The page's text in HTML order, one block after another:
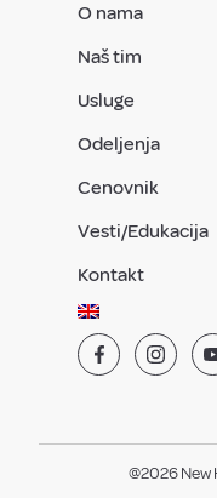
O nama
Naš tim
Usluge
Odeljenja
Cenovnik
Vesti/Edukacija
Kontakt
@2026